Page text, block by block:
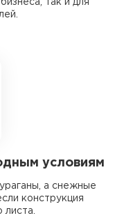
так и для
условиям
а снежные
конструкция
листа.